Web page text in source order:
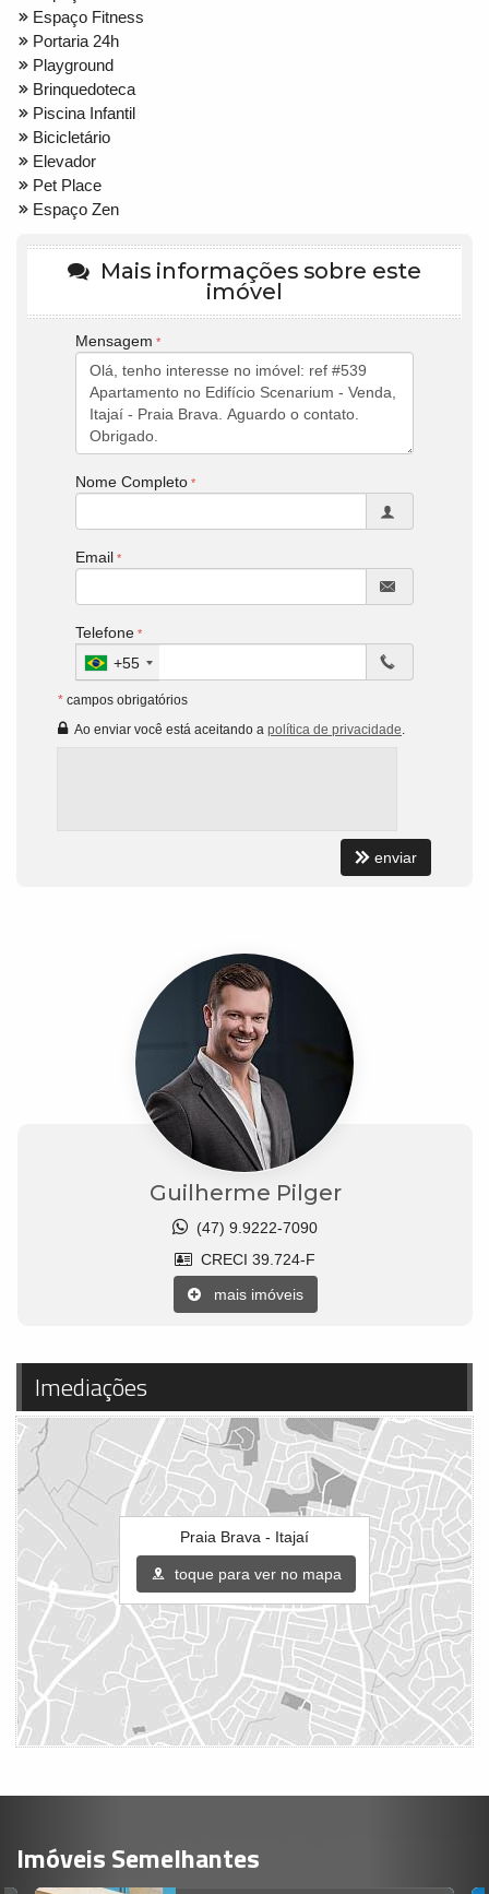
Espaço Fitness
Portaria 24h
Playground
Brinquedoteca
Piscina Infantil
Bicicletário
Elevador
Pet Place
Espaço Zen
Mais informações sobre este
imóvel
Mensagem
Nome Completo
Email
Telefone
+55
* campos obrigatórios
Ao enviar você está aceitando a política de privacidade
enviar
Guilherme Pilger
(47) 9.9222-7090
CRECI 39.724-F
mais imóveis
Imediações
Praia Brava - Itajaí
toque para ver no mapa
Imóveis Semelhantes